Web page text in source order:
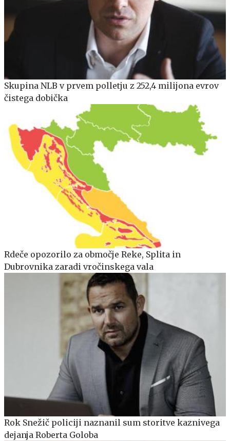
Skupina NLB v prvem polletju z 252,4 milijona evrov
čistega dobička
Rdeče opozorilo za območje Reke, Splita in
Dubrovnika zaradi vročinskega vala
Rok Snežič policiji naznanil sum storitve kaznivega
dejanja Roberta Goloba